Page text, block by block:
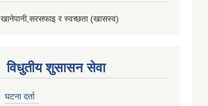
खानेपानी,सरसफाइ र स्वच्छता (खासस्व)
विधुतीय शुसासन सेवा
घटना दर्ता